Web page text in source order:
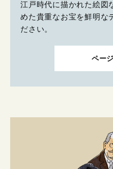
江戸時代に描かれた絵図
めた貴重なお宝を鮮明な
ださい。
ペー